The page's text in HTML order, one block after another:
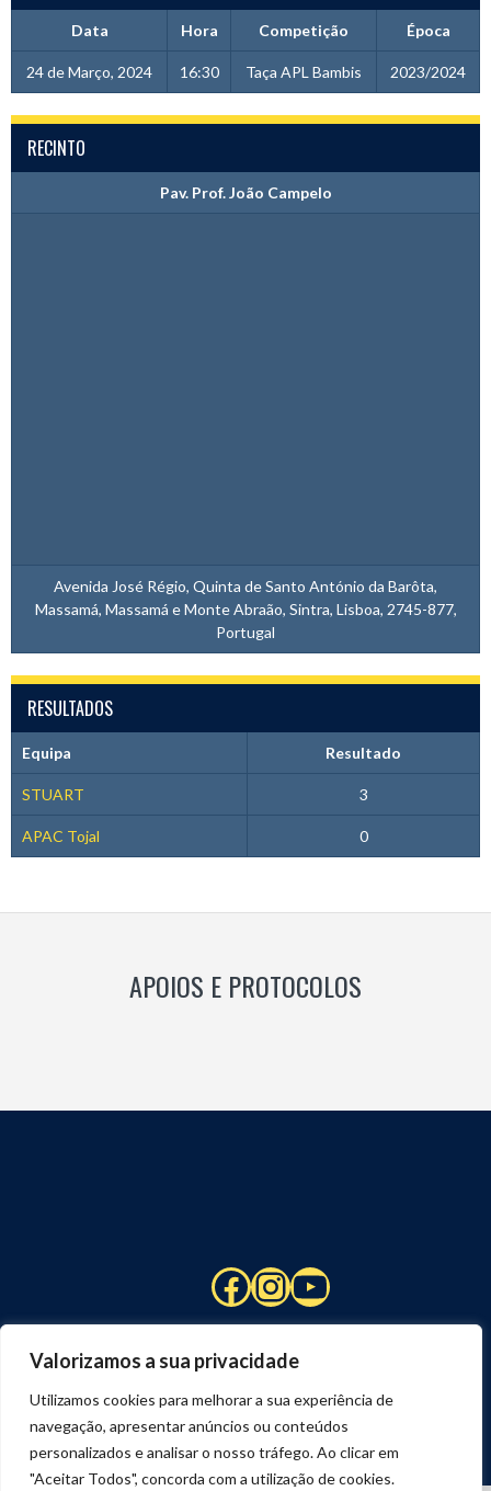
Valorizamos a sua privacidade
Utilizamos cookies para melhorar a sua experiência de
navegação, apresentar anúncios ou conteúdos
personalizados e analisar o nosso tráfego. Ao clicar em
"Aceitar Todos", concorda com a utilização de cookies.
Data Hora Competição Época
24 de Março, 2024 16:30 Taça APL Bambis 2023/2024
RECINTO
Pav. Prof. João Campelo
Avenida José Régio, Quinta de Santo António da Barôta,
Massamá, Massamá e Monte Abraão, Sintra, Lisboa, 2745-877,
Portugal
RESULTADOS
Equipa Resultado
STUART 3
APAC Tojal 0
APOIOS E PROTOCOLOS
Facebook
Instagram
YouTube